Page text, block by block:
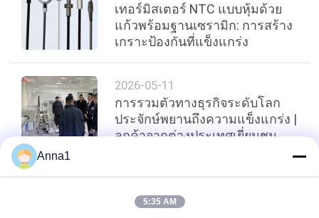
เทอร์มิสเตอร์ NTC แบบหุ้มด้วย
แก้วพร้อมฐานเซรามิก: การสร้าง
เกราะป้องกันที่แข็งแกร่ง
2026-05-11
การรวมตัวทางธุรกิจระดับโลก
ประจักษ์พยานถึงความแข็งแกร่ง |
ลูกค้าจากต่างประเทศเยี่ยมชม
ด้านบน
Anna1
5:35 AM